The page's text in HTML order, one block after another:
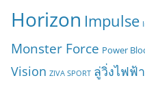
Horizon Impulse
Monster Force Power
Vision ZIVA SPORT ลู่วิ่งไฟฟ้า